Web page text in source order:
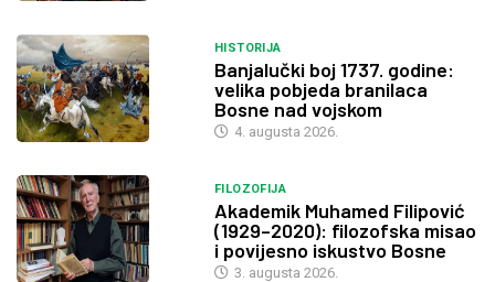
HISTORIJA
Banjalučki boj 1737. godine:
velika pobjeda branilaca
Bosne nad vojskom
4. augusta 2026.
FILOZOFIJA
Akademik Muhamed Filipović
(1929–2020): filozofska misao
i povijesno iskustvo Bosne
3. augusta 2026.